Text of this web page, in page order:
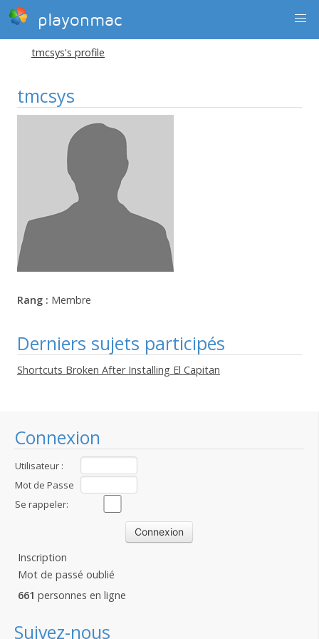
playonmac
Connexion
Utilisateur :
Mot de Passe
:Se rappeler:
Inscription
Mot de passé oublié
661 personnes en ligne
Suivez-nous
tmcsys's profile
tmcsys
Rang : Membre
Derniers sujets participés
Shortcuts Broken After Installing El Capitan